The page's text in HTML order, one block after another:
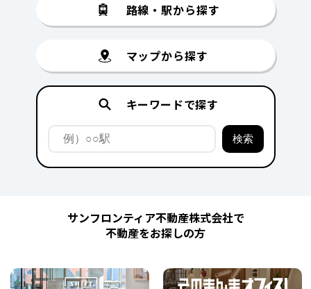
路線・駅から探す
マップから探す
キーワードで探す
サンフロンティア不動産株式会社で
不動産をお探しの方